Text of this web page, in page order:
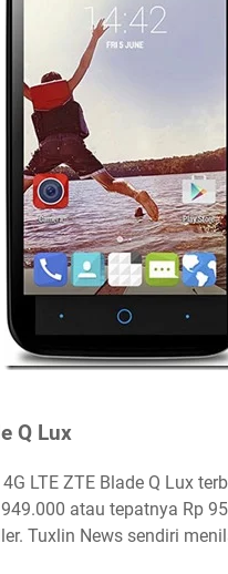
Q Lux
LTE ZTE Blade Q Lux
atau tepatnya Rp
Tuxlin News sendiri